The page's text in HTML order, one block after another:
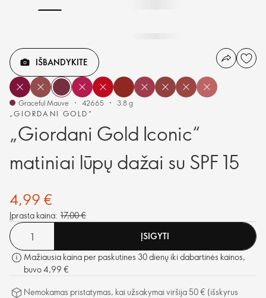
„GIORDANI GOLD“
„Giordani Gold Iconic“
matiniai lūpų dažai su SPF 15
IŠBANDYKITE
Graceful Mauve 42665 3.8 g
4,99 €
Įprasta kaina: 17,00 €
ĮSIGYTI
Mažiausia kaina per paskutines 30 dienų iki dabartinės kainos,
buvo 4,99 €
Nemokamas pristatymas, kai užsakymai viršija 50 € (išskyrus